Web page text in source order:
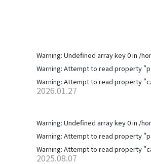
Warning: Undefined array key 0 in /
Warning: Attempt to read property
Warning: Attempt to read property
2026.01.27
Warning: Undefined array key 0 in /
Warning: Attempt to read property
Warning: Attempt to read property
2025.08.07